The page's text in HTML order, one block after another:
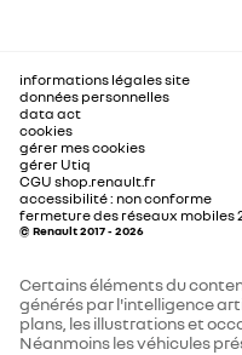
informations légales site
données personnelles
data act
cookies
gérer mes cookies
gérer Utiq
CGU shop.renault.fr
accessibilité : non conforme
fermeture des réseaux mobiles
© Renault 2017 - 2026
Certains éléments du
générés par l'intelligence
plans, les illustrations et
Néanmoins les véhicules